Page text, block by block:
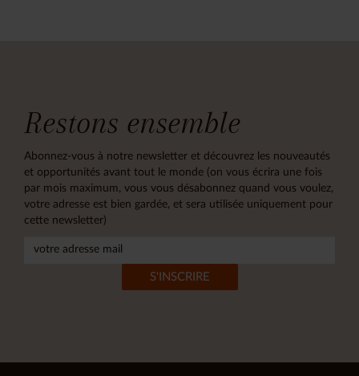
Restons ensemble
Abonnez-vous à notre newsletter et découvrez les nouveautés
et opportunités avant tout le monde (on vous écrira une fois
par mois maximum, vous vous désabonnez quand vous voulez,
votre adresse est bien gardée, et sera utilisée uniquement pour
cette newsletter)